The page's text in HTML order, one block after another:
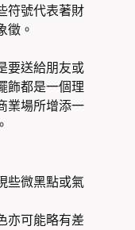
符號代表著財
徵。
要送給朋友或
飾都是一個理
業場所增添一
些微黑點或氣
亦可能略有差